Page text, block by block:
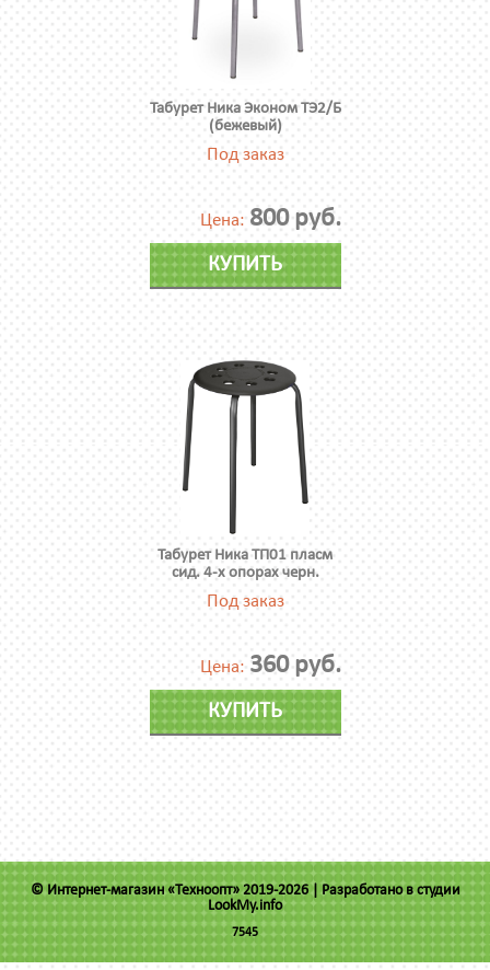
Табурет Ника Эконом ТЭ2/Б
(бежевый)
Под заказ
Цена: 800 руб.
КУПИТЬ
Табурет Ника ТП01 пласм
сид. 4-х опорах черн.
Под заказ
Цена: 360 руб.
КУПИТЬ
© Интернет-магазин «Техноопт» 2019-2026 |Разработано в студии
LookMy.info
7545